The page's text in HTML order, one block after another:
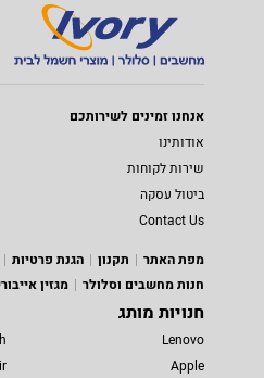
אנחנו זמינים לשירותכם
אודותינו
שירות לקוחות
ביטול עסקה
Contact Us
מפת האתר
תקנון הגנת פרטיות
חנות מחשבים וסלולר
מגזין
חנויות מותג
Lenovo
Apple